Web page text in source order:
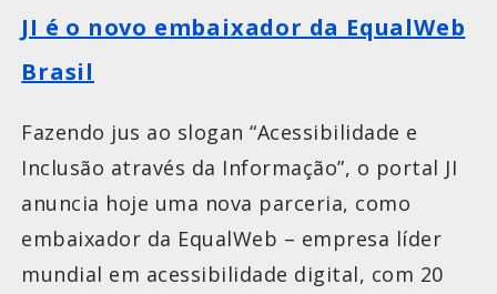
JI é o novo embaixador da EqualWeb
Brasil
Fazendo jus ao slogan “Acessibilidade e
Inclusão através da Informação”, o portal JI
anuncia hoje uma nova parceria, como
embaixador da EqualWeb – empresa líder
mundial em acessibilidade digital, com 20